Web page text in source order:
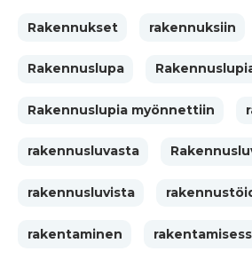
Rakennukset rakennuksiin
Rakennuslupa
Rakennuslupia myönnettiin
rakennusluvasta
rakennusluvista
rakentaminen